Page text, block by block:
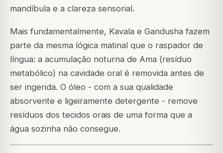
mandíbula e a clareza sensorial.
Mais fundamentalmente, Kavala e Gandusha fazem
parte da mesma lógica matinal que o raspador de
língua: a acumulação noturna de Ama (resíduo
metabólico) na cavidade oral é removida antes de
ser ingerida. O óleo - com a sua qualidade
absorvente e ligeiramente detergente - remove
resíduos dos tecidos orais de uma forma que a
água sozinha não consegue.